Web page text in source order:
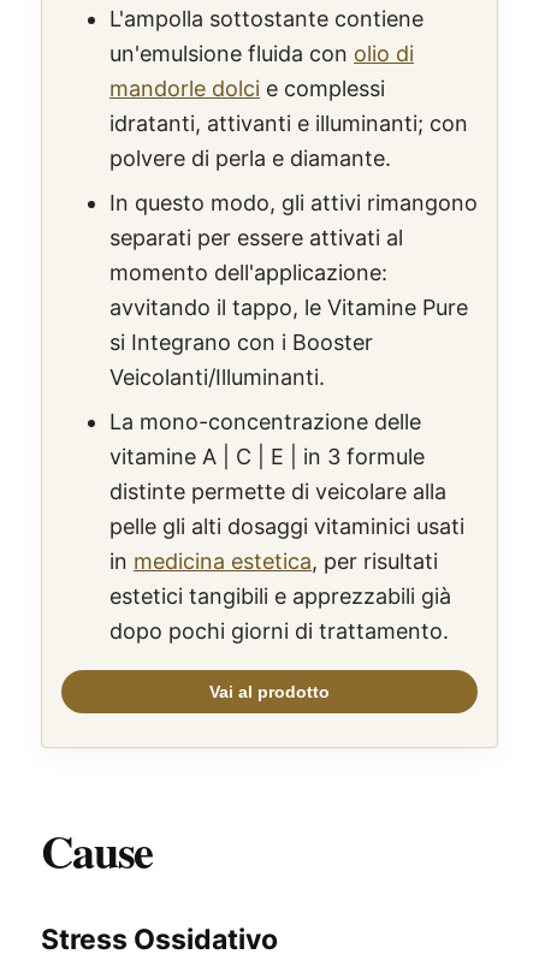
L'ampolla sottostante contiene
un'emulsione fluida con olio di
mandorle dolci e complessi
idratanti, attivanti e illuminanti; con
polvere di perla e diamante.
In questo modo, gli attivi rimangono
separati per essere attivati al
momento dell'applicazione:
avvitando il tappo, le Vitamine Pure
si Integrano con i Booster
Veicolanti/Illuminanti.
La mono-concentrazione delle
vitamine A | C | E | in 3 formule
distinte permette di veicolare alla
pelle gli alti dosaggi vitaminici usati
in medicina estetica, per risultati
estetici tangibili e apprezzabili già
dopo pochi giorni di trattamento.
Cause
Stress Ossidativo